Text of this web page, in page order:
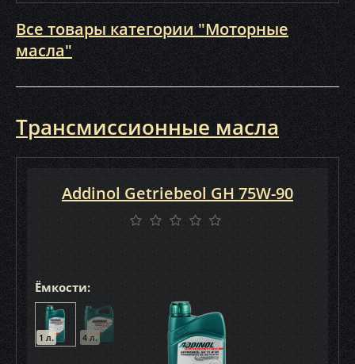
Все товары категории "Моторные
масла"
Трансмиссионные масла
Ёмкости:
1 л. 4 л.
Addinol Getriebeol GH 75W-90